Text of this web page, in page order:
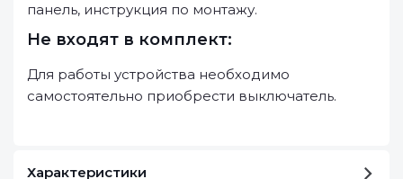
панель, инструкция по монтажу.
Не входят в комплект:
Для работы устройства необходимо
самостоятельно приобрести выключатель.
Характеристики